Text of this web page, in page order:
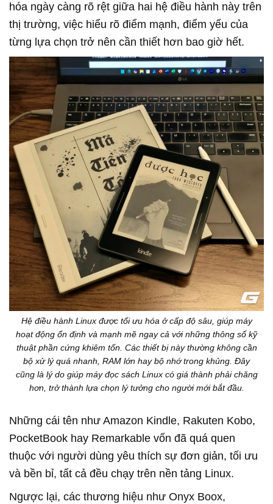
hóa ngày càng rõ rệt giữa hai hệ điều hành này trên
thị trường, việc hiểu rõ điểm mạnh, điểm yếu của
từng lựa chọn trở nên cần thiết hơn bao giờ hết.
Hệ điều hành Linux được tối ưu hóa ở cấp độ sâu, giúp máy
hoạt động ổn định và mạnh mẽ ngay cả với những thông số kỹ
thuật phần cứng khiêm tốn. Các thiết bị này thường không cần
bộ xử lý quá nhanh, RAM lớn hay bộ nhớ trong khủng. Đây
cũng là lý do giúp máy đọc sách Linux có giá thành phải chăng
hơn, trở thành lựa chọn lý tưởng cho người mới bắt đầu.
Những cái tên như Amazon Kindle, Rakuten Kobo,
PocketBook hay Remarkable vốn đã quá quen
thuộc với người dùng yêu thích sự đơn giản, tối ưu
và bền bỉ, tất cả đều chạy trên nền tảng Linux.
Ngược lại, các thương hiệu như Onyx Boox,